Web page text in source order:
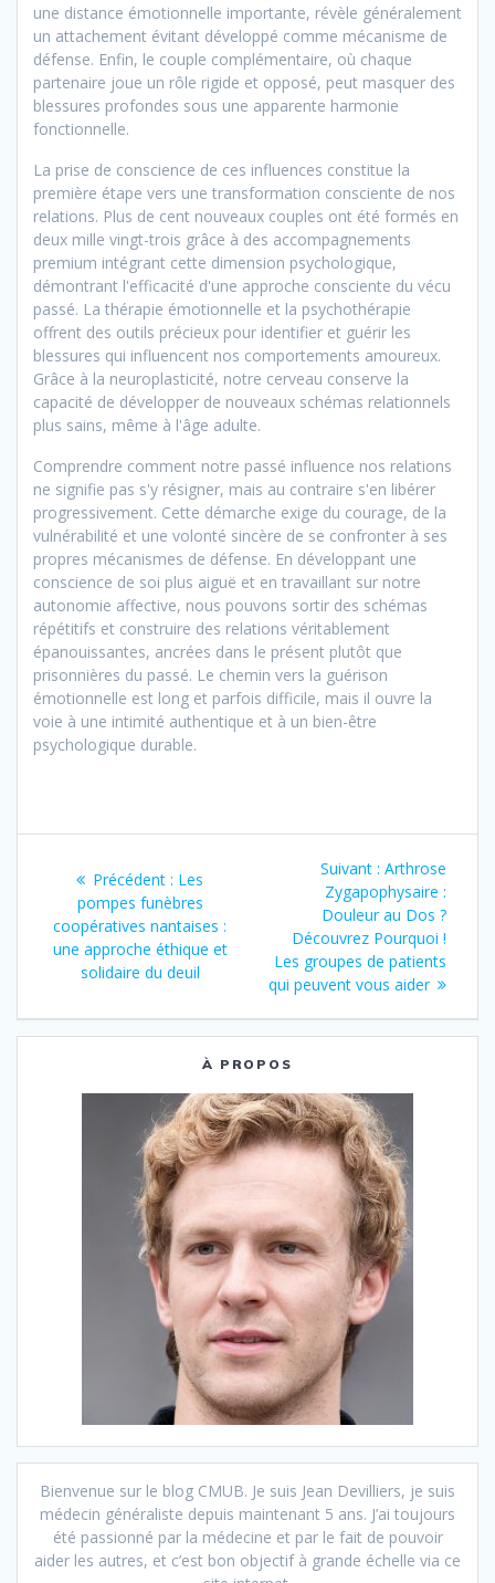
une distance émotionnelle importante, révèle généralement
un attachement évitant développé comme mécanisme de
défense. Enfin, le couple complémentaire, où chaque
partenaire joue un rôle rigide et opposé, peut masquer des
blessures profondes sous une apparente harmonie
fonctionnelle.
La prise de conscience de ces influences constitue la
première étape vers une transformation consciente de nos
relations. Plus de cent nouveaux couples ont été formés en
deux mille vingt-trois grâce à des accompagnements
premium intégrant cette dimension psychologique,
démontrant l'efficacité d'une approche consciente du vécu
passé. La thérapie émotionnelle et la psychothérapie
offrent des outils précieux pour identifier et guérir les
blessures qui influencent nos comportements amoureux.
Grâce à la neuroplasticité, notre cerveau conserve la
capacité de développer de nouveaux schémas relationnels
plus sains, même à l'âge adulte.
Comprendre comment notre passé influence nos relations
ne signifie pas s'y résigner, mais au contraire s'en libérer
progressivement. Cette démarche exige du courage, de la
vulnérabilité et une volonté sincère de se confronter à ses
propres mécanismes de défense. En développant une
conscience de soi plus aiguë et en travaillant sur notre
autonomie affective, nous pouvons sortir des schémas
répétitifs et construire des relations véritablement
épanouissantes, ancrées dans le présent plutôt que
prisonnières du passé. Le chemin vers la guérison
émotionnelle est long et parfois difficile, mais il ouvre la
voie à une intimité authentique et à un bien-être
psychologique durable.
l’article
Précédent : Article
précédent
:
Les
pompes funèbres
coopératives nantaises :
une approche éthique et
solidaire du deuil
Suivant : Article
suivant
:
Arthrose
Zygapophysaire :
Douleur au Dos ?
Découvrez Pourquoi !
Les groupes de patients
qui peuvent vous aider
À PROPOS
Bienvenue sur le blog CMUB. Je suis Jean Devilliers, je suis
médecin généraliste depuis maintenant 5 ans. J’ai toujours
été passionné par la médecine et par le fait de pouvoir
aider les autres, et c’est bon objectif à grande échelle via ce